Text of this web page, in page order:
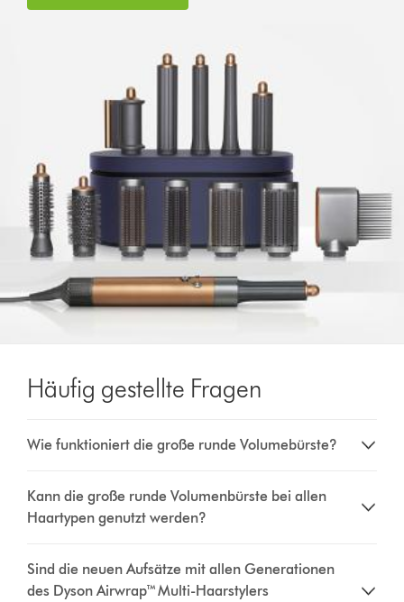
Häufig gestellte Fragen
Wie funktioniert die große runde Volumebürste?
Kann die große runde Volumenbürste bei allen
Haartypen genutzt werden?
Sind die neuen Aufsätze mit allen Generationen
des Dyson Airwrap™ Multi-Haarstylers